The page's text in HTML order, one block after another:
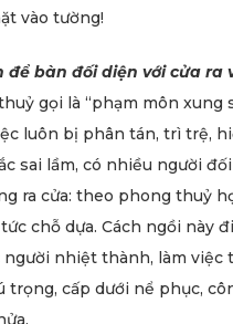
vào tường!
để bàn đối diện với cửa ra
gọi là “phạm môn xung
luôn bị phân tán, trì trệ,
sai lầm, có nhiều người
ra cửa: theo phong thuỷ
chỗ dựa. Cách ngồi này
người nhiệt thành, làm việc
trọng, cấp dưới nể phục,